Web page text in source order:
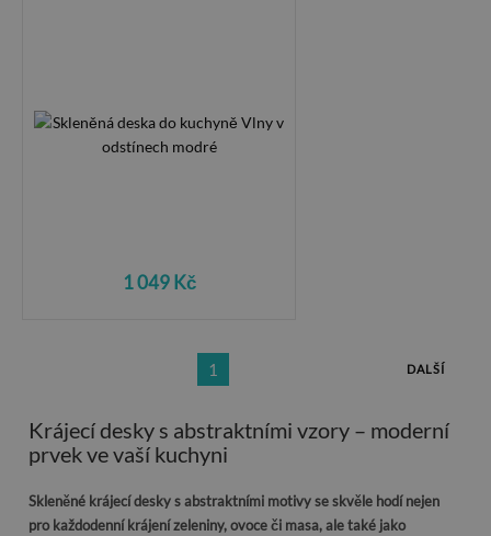
1 049 Kč
1 DALŠÍ
Krájecí desky s abstraktními vzory – moderní
prvek ve vaší kuchyni
Skleněné krájecí desky s abstraktními motivy se skvěle hodí nejen
pro každodenní krájení zeleniny, ovoce či masa, ale také jako